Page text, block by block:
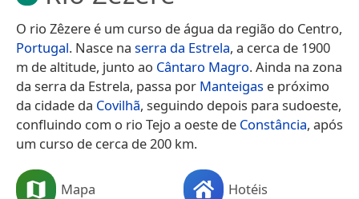
O rio Zêzere é um curso de água da região do Centro,
Portugal. Nasce na serra da Estrela, a cerca de 1900
m de altitude, junto ao Cântaro Magro. Ainda na zona
da serra da Estrela, passa por Manteigas e próximo
da cidade da Covilhã, seguindo depois para sudoeste,
confluindo com o rio Tejo a oeste de Constância, após
um curso de cerca de 200 km.
Mapa Hotéis